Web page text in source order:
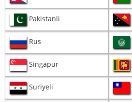
Pakistanli
Rus
Singapur
Suriyeli